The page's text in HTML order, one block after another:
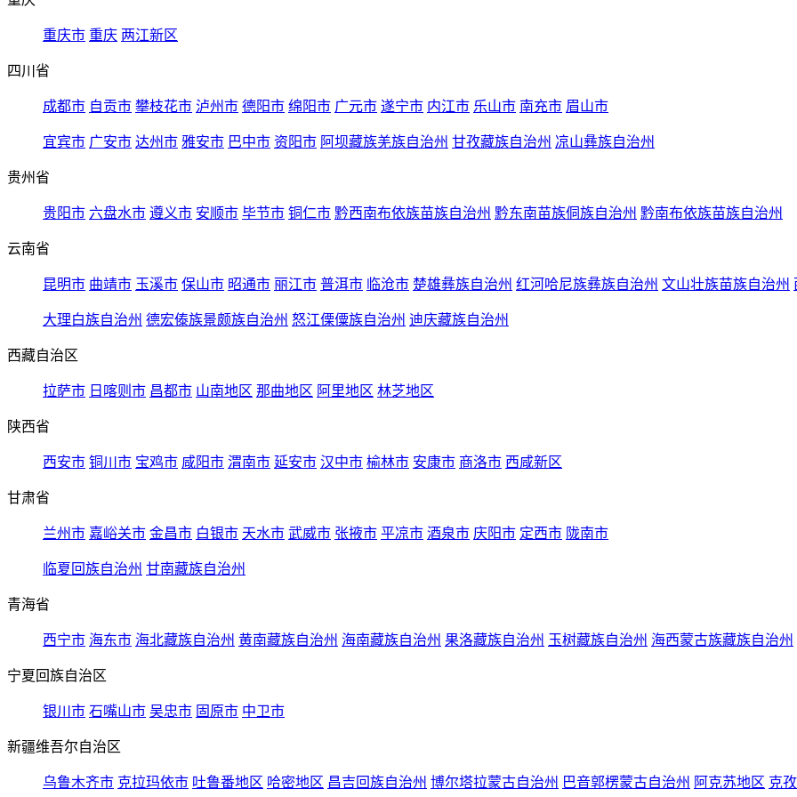
重庆市 重庆 两江新区
四川省
成都市 自贡市 攀枝花市 泸州市 德阳市 绵阳市 广元市 遂宁市 内江市 乐山市 南充市 眉山市
宜宾市 广安市 达州市 雅安市 巴中市 资阳市 阿坝藏族羌族自治州 甘孜藏族自治州 凉山彝族自治州
贵州省
贵阳市 六盘水市 遵义市 安顺市 毕节市 铜仁市 黔西南布依族苗族自治州 黔东南苗族侗族自治州 黔南布依族苗族自治州
云南省
昆明市 曲靖市 玉溪市 保山市 昭通市 丽江市 普洱市 临沧市 楚雄彝族自治州 红河哈尼族彝族自治州 文山壮族苗族自治州
大理白族自治州 德宏傣族景颇族自治州 怒江傈僳族自治州 迪庆藏族自治州
西藏自治区
拉萨市 日喀则市 昌都市 山南地区 那曲地区 阿里地区 林芝地区
陕西省
西安市 铜川市 宝鸡市 咸阳市 渭南市 延安市 汉中市 榆林市 安康市 商洛市 西咸新区
甘肃省
兰州市 嘉峪关市 金昌市 白银市 天水市 武威市 张掖市 平凉市 酒泉市 庆阳市 定西市 陇南市
临夏回族自治州 甘南藏族自治州
青海省
西宁市 海东市 海北藏族自治州 黄南藏族自治州 海南藏族自治州 果洛藏族自治州 玉树藏族自治州 海西蒙古族藏族自治州
宁夏回族自治区
银川市 石嘴山市 吴忠市 固原市 中卫市
新疆维吾尔自治区
乌鲁木齐市 克拉玛依市 吐鲁番地区 哈密地区 昌吉回族自治州 博尔塔拉蒙古自治州 巴音郭楞蒙古自治州 阿克苏地区 克